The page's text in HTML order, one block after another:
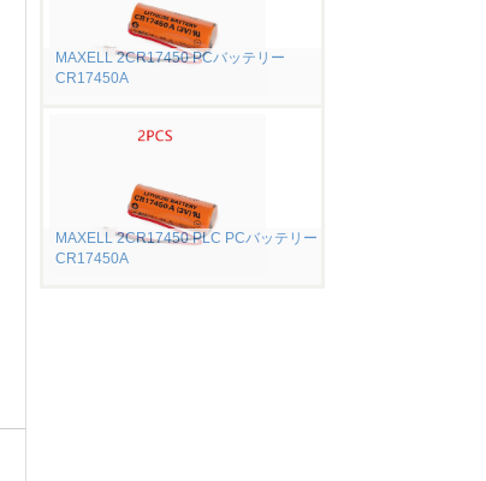
MAXELL 2CR17450 PCバッテリー
CR17450A
MAXELL 2CR17450 PLC PCバッテリー
CR17450A